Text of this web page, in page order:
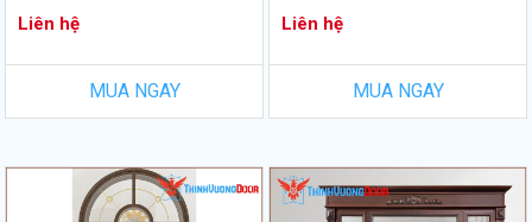
Liên hệ
MUA NGAY
Liên hệ
MUA NGAY